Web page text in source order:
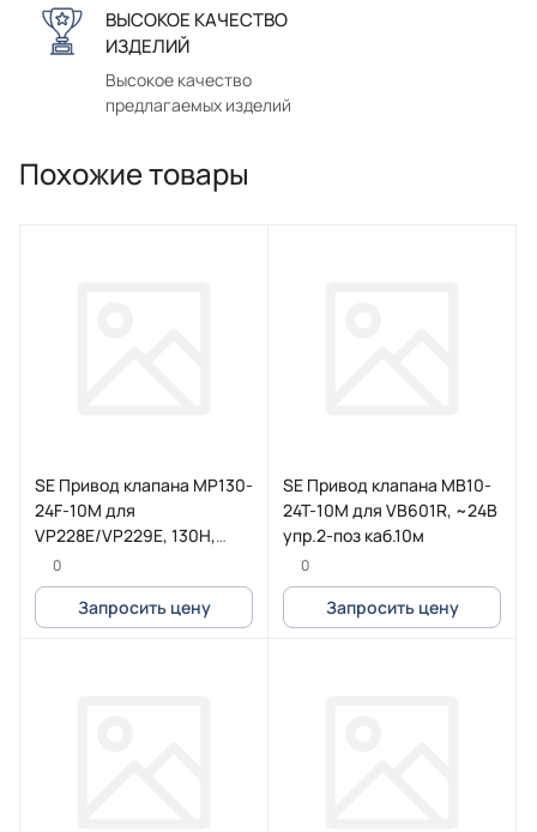
ВЫСОКОЕ КАЧЕСТВО
ИЗДЕЛИЙ
Высокое качество
предлагаемых изделий
Похожие товары
SE Привод клапана MP130-
24F-10M для
VP228E/VP229E, 130Н,
~24В упр.3-поз, каб.10м
0
Запросить цену
SE Привод клапана MB10-
24T-10M для VB601R, ~24В
упр.2-поз каб.10м
0
Запросить цену